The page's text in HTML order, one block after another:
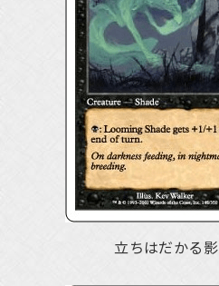
立ちはだかる影